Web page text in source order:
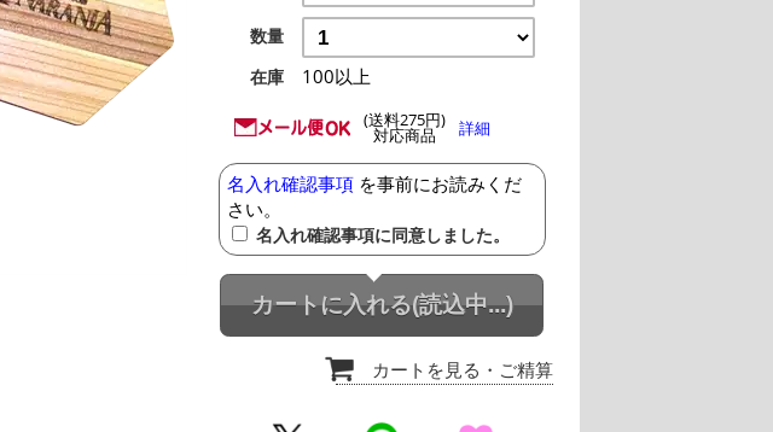
数量
在庫
100以上
(送料275円)
対応商品 詳細
名入れ確認事項 を事前にお読みくだ
さい。
名入れ確認事項に同意しました。
カートに入れる(読込中...)
カートを見る ・ご精算